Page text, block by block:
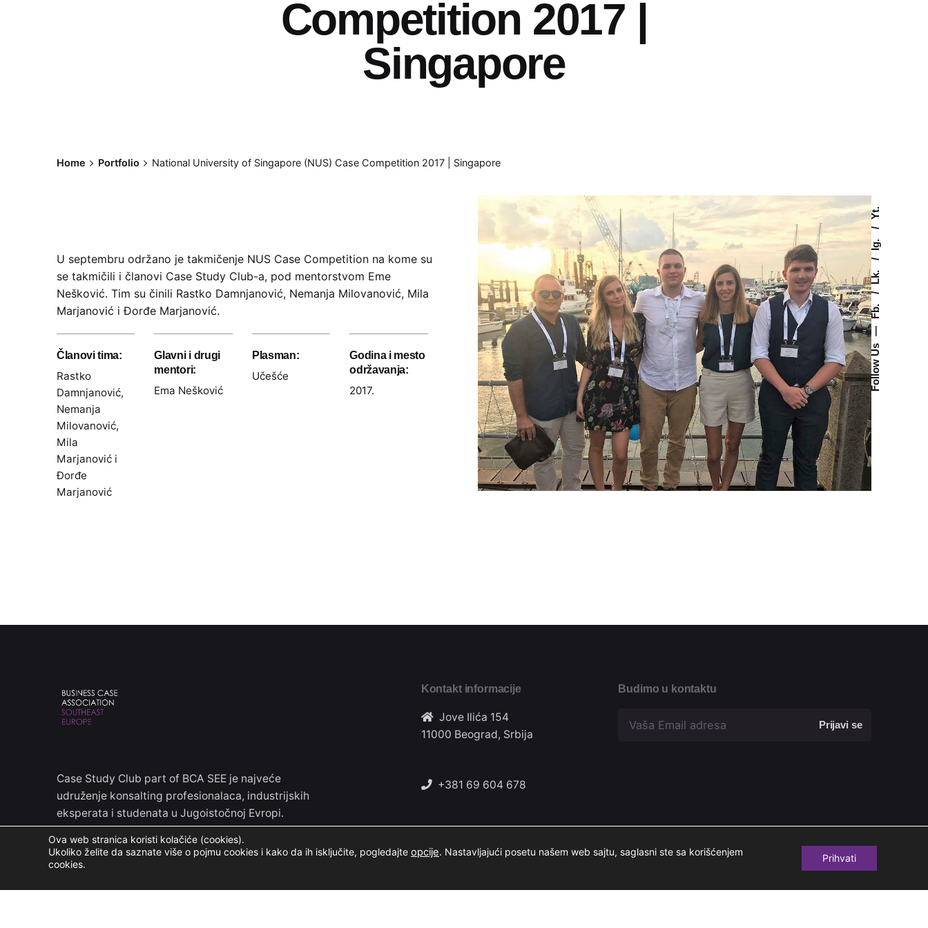
Follow Us
—
Fb.
Lk.
Ig.
Yt.
Competition 2017 |
Singapore
Home Portfolio National University of Singapore (NUS) Case Competition 2017 | Singapore
U septembru održano je takmičenje NUS Case Competition na kome su
se takmičili i članovi Case Study Club-a, pod mentorstvom Eme
Nešković. Tim su činili Rastko Damnjanović, Nemanja Milovanović, Mila
Marjanović i Đorđe Marjanović.
Članovi tima:
Rastko
Damnjanović,
Nemanja
Milovanović,
Mila
Marjanović i
Đorđe
Marjanović
Glavni i drugi
mentori:
Ema Nešković
Plasman:
Učešće
Godina i mesto
održavanja:
2017.
Case Study Club part of BCA SEE je najveće
udruženje konsalting profesionalaca, industrijskih
eksperata i studenata u Jugoistočnoj Evropi.
Kontakt informacije
Jove Ilića 154
11000 Beograd, Srbija
+381 69 604 678
casestudyclubinfo@gmail.com
Budimo u kontaktu
Prijavi se
Ova web stranica koristi kolačiće (cookies).
Ukoliko želite da saznate više o pojmu cookies i kako da ih isključite, pogledajte opcije. Nastavljajući posetu našem web sajtu, saglasni ste sa korišćenjem
cookies.
Prihvati